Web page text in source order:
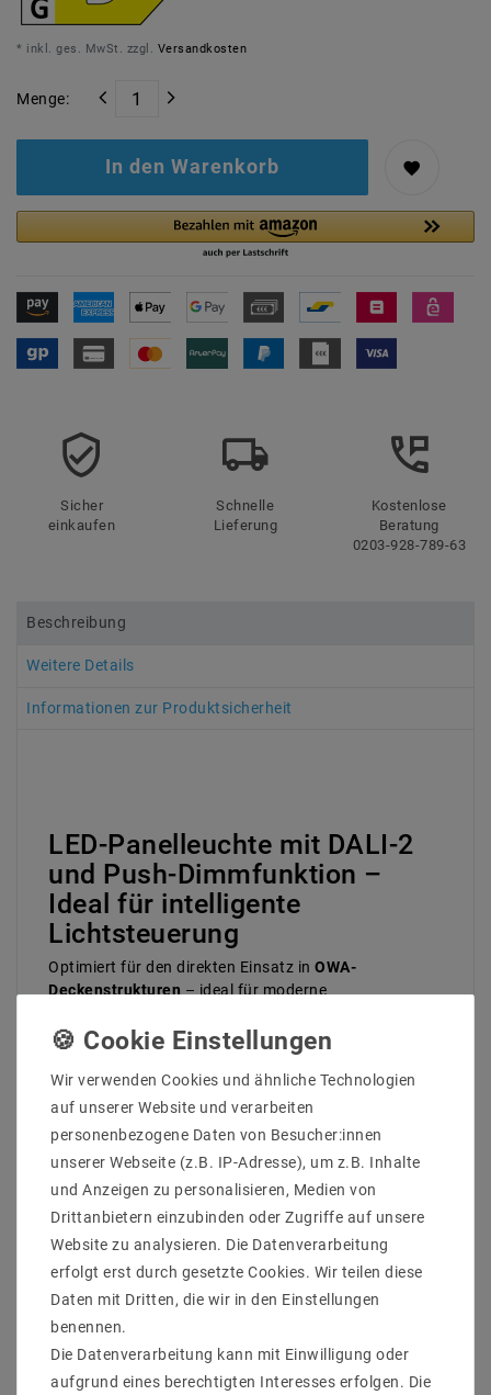
* inkl. ges. MwSt. zzgl. Versandkosten
Menge:
In den Warenkorb
Sicher
einkaufen
Schnelle
Lieferung
Kostenlose
Beratung
0203-928-789-63
Beschreibung
Weitere Details
Informationen zur Produktsicherheit
LED-Panelleuchte mit DALI-2
und Push-Dimmfunktion –
Ideal für intelligente
Lichtsteuerung
Optimiert für den direkten Einsatz in OWA-
Deckenstrukturen– ideal für moderne
Systemintegration, Effizienz und Flexibilität
Leuchte kann mit optionalem Einbau- oder
Aufbaurahmen montiert werden.
Highlights im Überblick
Bis zu 140 Lumen/Watt
– energieeffizient &
umweltfreundlich
Lebensdauer über 50.000 Stunden (L80B10)
mit 5 Jahren Garantie
UGR ≤ 19– normgerechte Entblendung nach
DIN EN 12464-1:2011-08
Vollständig kompatibel mit DALI-2
Unterstützt
Taster
Wir verwenden Cookies und ähnliche Technologien
auf unserer Website und verarbeiten
personenbezogene Daten von Besucher:innen
unserer Webseite (z.B. IP-Adresse), um z.B. Inhalte
und Anzeigen zu personalisieren, Medien von
Drittanbietern einzubinden oder Zugriffe auf unsere
Website zu analysieren. Die Datenverarbeitung
erfolgt erst durch gesetzte Cookies. Wir teilen diese
Daten mit Dritten, die wir in den Einstellungen
benennen.
Die Datenverarbeitung kann mit Einwilligung oder
aufgrund eines berechtigten Interesses erfolgen. Die